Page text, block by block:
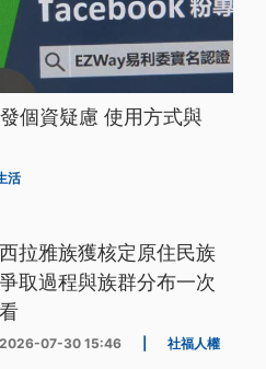
個資疑慮 使用方式與
活
西拉雅族獲核定原住民族
爭取過程與族群分布一次
看
2026-07-30 15:46 社福人權